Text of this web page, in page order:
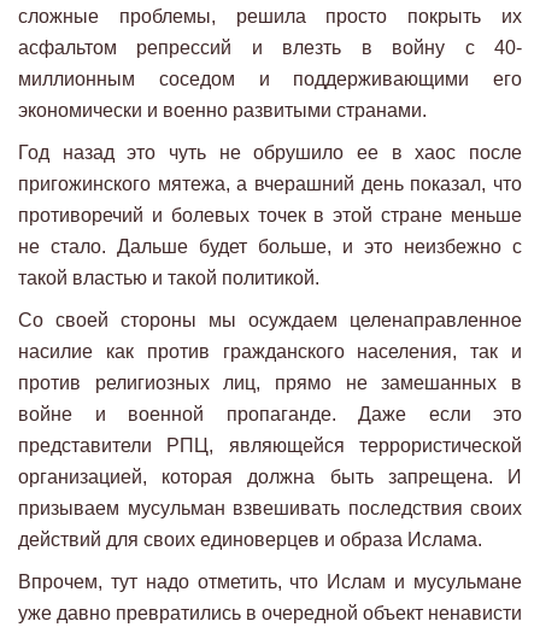
сложные проблемы, решила просто покрыть их
асфальтом репрессий и влезть в войну с 40-
миллионным соседом и поддерживающими его
экономически и военно развитыми странами.
Год назад это чуть не обрушило ее в хаос после
пригожинского мятежа, а вчерашний день показал, что
противоречий и болевых точек в этой стране меньше
не стало. Дальше будет больше, и это неизбежно с
такой властью и такой политикой.
Со своей стороны мы осуждаем целенаправленное
насилие как против гражданского населения, так и
против религиозных лиц, прямо не замешанных в
войне и военной пропаганде. Даже если это
представители РПЦ, являющейся террористической
организацией, которая должна быть запрещена. И
призываем мусульман взвешивать последствия своих
действий для своих единоверцев и образа Ислама.
Впрочем, тут надо отметить, что Ислам и мусульмане
уже давно превратились в очередной объект ненависти